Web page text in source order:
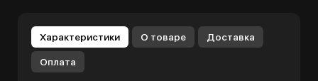
Характеристики О товаре Доставка
Оплата